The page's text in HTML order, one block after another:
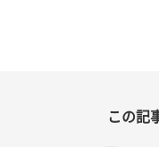
この記